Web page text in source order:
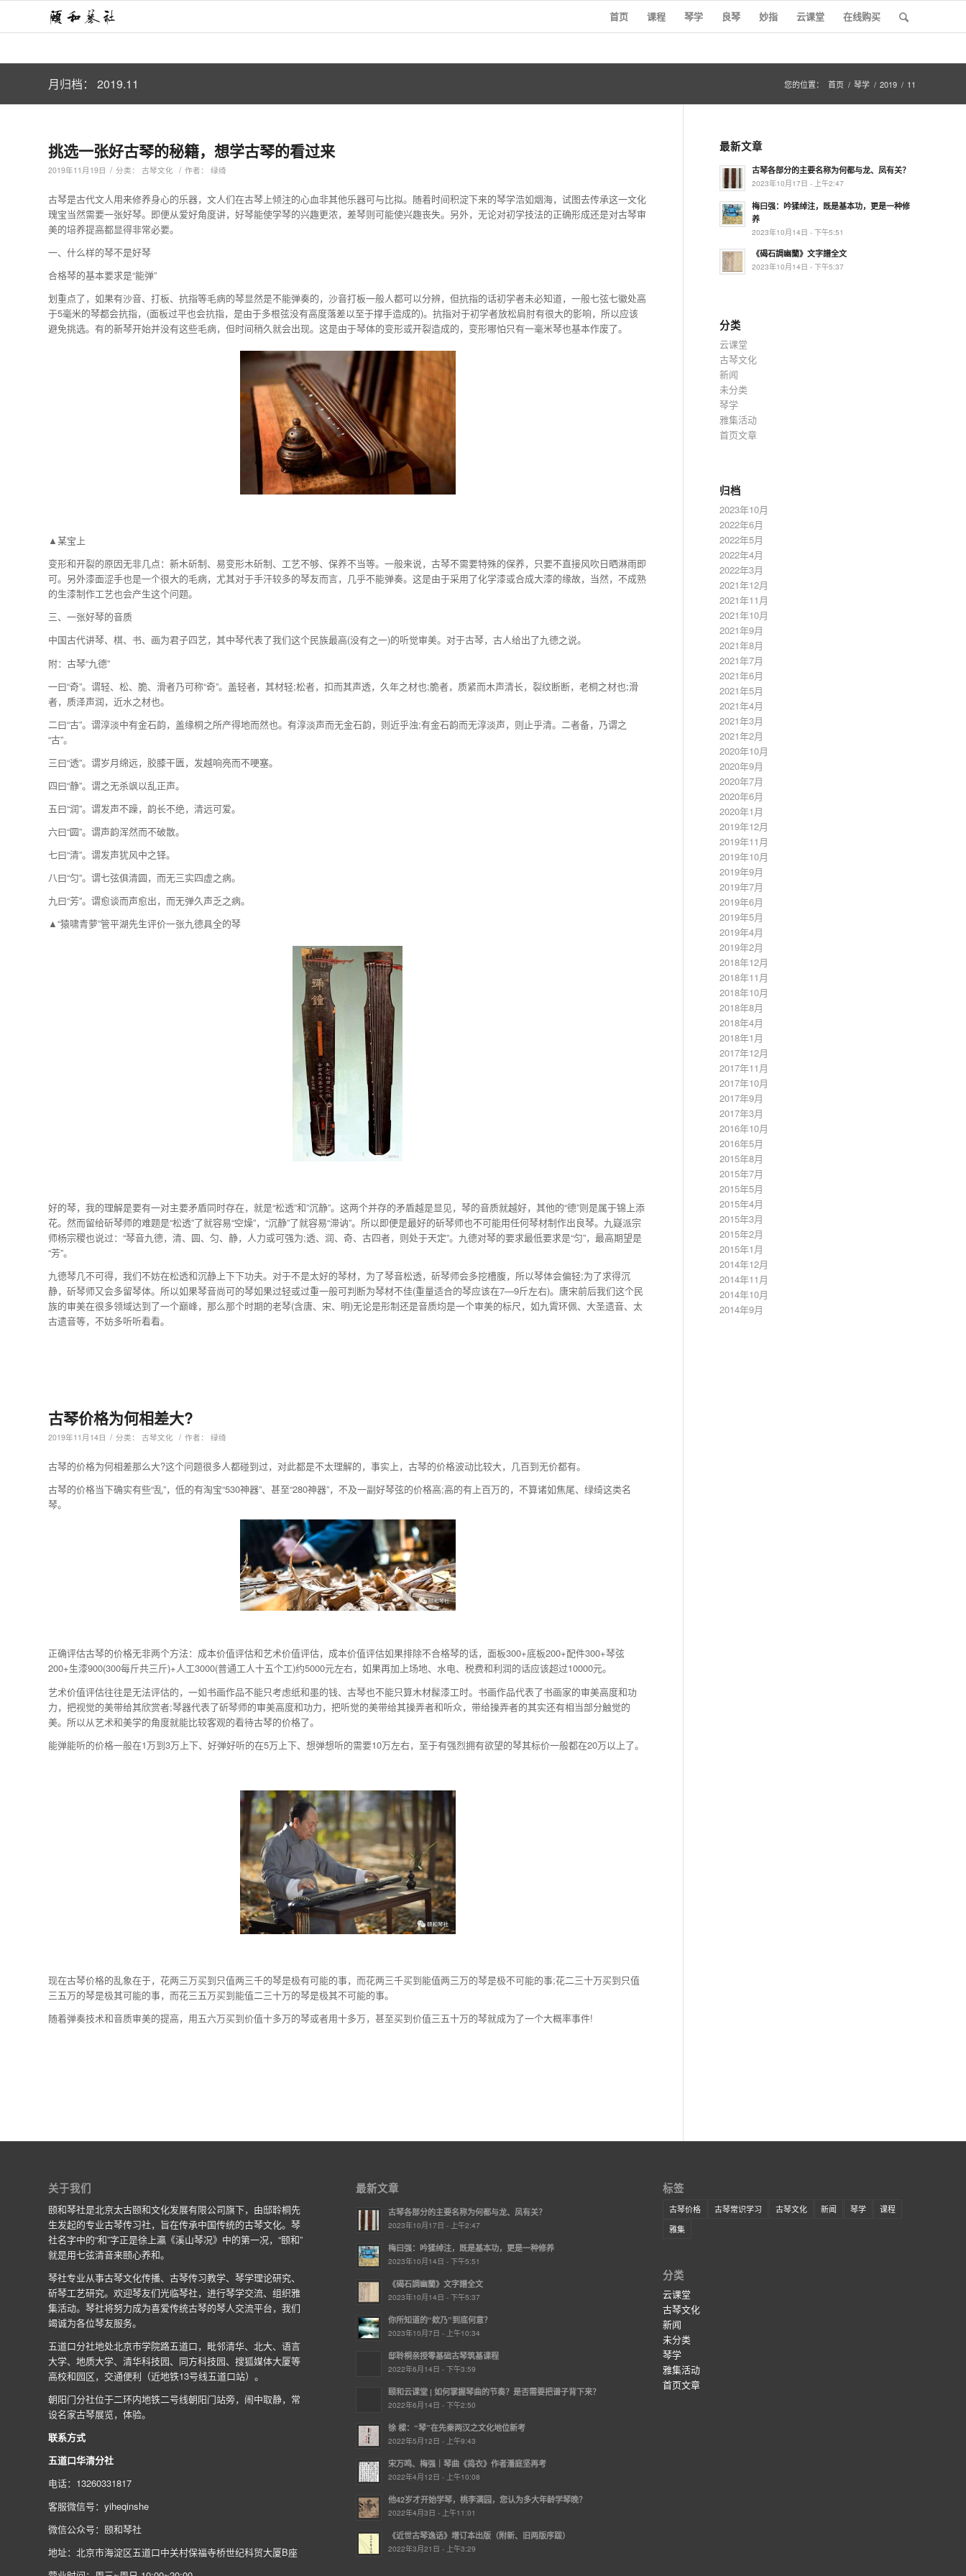
首页 课程 琴学 良琴 妙指 云课堂 在线购买
月归档： 2019.11 您的位置： 首页 / 琴学 / 2019 / 11
挑选一张好古琴的秘籍，想学古琴的看过来
2019年11月19日 / 分类： 古琴文化 / 作者： 绿绮
古琴是古代文人用来修养身心的乐器，文人们在古琴上倾注的心血非其他乐器可与比拟。随着时间积淀下来的琴学浩如烟海，试图去传承这一文化
瑰宝当然需要一张好琴。即便从爱好角度讲，好琴能使学琴的兴趣更浓，差琴则可能使兴趣丧失。另外，无论对初学技法的正确形成还是对古琴审
美的培养提高都显得非常必要。
一、什么样的琴不是好琴
合格琴的基本要求是“能弹”
划重点了，如果有沙音、打板、抗指等毛病的琴显然是不能弹奏的，沙音打板一般人都可以分辨，但抗指的话初学者未必知道，一般七弦七徽处高
于5毫米的琴都会抗指，(面板过平也会抗指，是由于多根弦没有高度落差以至于撑手造成的)。抗指对于初学者放松肩肘有很大的影响，所以应该
避免挑选。有的新琴开始并没有这些毛病，但时间稍久就会出现。这是由于琴体的变形或开裂造成的，变形哪怕只有一毫米琴也基本作废了。
▲某宝上
变形和开裂的原因无非几点：新木斫制、易变形木斫制、工艺不够、保养不当等。一般来说，古琴不需要特殊的保养，只要不直接风吹日晒淋雨即
可。另外漆面涩手也是一个很大的毛病，尤其对于手汗较多的琴友而言，几乎不能弹奏。这是由于采用了化学漆或合成大漆的缘故，当然，不成熟
的生漆制作工艺也会产生这个问题。
三、一张好琴的音质
中国古代讲琴、棋、书、画为君子四艺，其中琴代表了我们这个民族最高(没有之一)的听觉审美。对于古琴，古人给出了九德之说。
附：古琴“九德”
一曰“奇”。谓轻、松、脆、滑者乃可称“奇”。盖轻者，其材轻;松者，扣而其声透，久年之材也;脆者，质紧而木声清长，裂纹断断，老桐之材也;滑
者，质泽声润，近水之材也。
二曰“古”。谓淳淡中有金石韵，盖缘桐之所产得地而然也。有淳淡声而无金石韵，则近乎浊;有金石韵而无淳淡声，则止乎清。二者备，乃谓之
“古”。
三曰“透”。谓岁月绵远，胶膝干匮，发越响亮而不哽塞。
四曰“静”。谓之无杀飒以乱正声。
五曰“润”。谓发声不躁，韵长不绝，清远可爱。
六曰“圆”。谓声韵浑然而不破散。
七曰“清”。谓发声犹风中之铎。
八曰“匀”。谓七弦俱清圆，而无三实四虚之病。
九曰“芳”。谓愈谈而声愈出，而无弹久声乏之病。
▲“猿啸青萝”管平湖先生评价一张九德具全的琴
好的琴，我的理解是要有一对主要矛盾同时存在，就是“松透”和”沉静”。这两个并存的矛盾越是显见，琴的音质就越好，其他的“德”则是属于锦上添
花。然而留给斫琴师的难题是“松透”了就容易“空燥”，“沉静”了就容易“滞讷”。所以即便是最好的斫琴师也不可能用任何琴材制作出良琴。九嶷派宗
师杨宗稷也说过：“琴音九德，清、圆、匀、静，人力或可强为;透、润、奇、古四者，则处于天定”。九德对琴的要求最低要求是“匀”，最高期望是
“芳”。
九德琴几不可得，我们不妨在松透和沉静上下下功夫。对于不是太好的琴材，为了琴音松透，斫琴师会多挖槽腹，所以琴体会偏轻;为了求得沉
静，斫琴师又会多留琴体。所以如果琴音尚可的琴如果过轻或过重一般可判断为琴材不佳(重量适合的琴应该在7—9斤左右)。唐宋前后我们这个民
族的审美在很多领域达到了一个巅峰，那么那个时期的老琴(含唐、宋、明)无论是形制还是音质均是一个审美的标尺，如九霄环佩、大圣遗音、太
古遗音等，不妨多听听看看。
古琴价格为何相差大?
2019年11月14日 / 分类： 古琴文化 / 作者： 绿绮
古琴的价格为何相差那么大?这个问题很多人都碰到过，对此都是不太理解的，事实上，古琴的价格波动比较大，几百到无价都有。
古琴的价格当下确实有些“乱”，低的有淘宝“530神器”、甚至“280神器”，不及一副好琴弦的价格高;高的有上百万的，不算诸如焦尾、绿绮这类名
琴。
正确评估古琴的价格无非两个方法：成本价值评估和艺术价值评估，成本价值评估如果排除不合格琴的话，面板300+底板200+配件300+琴弦
200+生漆900(300每斤共三斤)+人工3000(普通工人十五个工)约5000元左右，如果再加上场地、水电、税费和利润的话应该超过10000元。
艺术价值评估往往是无法评估的，一如书画作品不能只考虑纸和墨的钱、古琴也不能只算木材髹漆工时。书画作品代表了书画家的审美高度和功
力，把视觉的美带给其欣赏者;琴器代表了斫琴师的审美高度和功力，把听觉的美带给其操弄者和听众，带给操弄者的其实还有相当部分触觉的
美。所以从艺术和美学的角度就能比较客观的看待古琴的价格了。
能弹能听的价格一般在1万到3万上下、好弹好听的在5万上下、想弹想听的需要10万左右，至于有强烈拥有欲望的琴其标价一般都在20万以上了。
现在古琴价格的乱象在于，花两三万买到只值两三千的琴是极有可能的事，而花两三千买到能值两三万的琴是极不可能的事;花二三十万买到只值
三五万的琴是极其可能的事，而花三五万买到能值二三十万的琴是极其不可能的事。
随着弹奏技术和音质审美的提高，用五六万买到价值十多万的琴或者用十多万，甚至买到价值三五十万的琴就成为了一个大概率事件!
最新文章
古琴各部分的主要名称为何都与龙、凤有关？
2023年10月17日 - 上午2:47
梅曰强：吟猱绰注，既是基本功，更是一种修
养
2023年10月14日 - 下午5:51
《碣石調幽蘭》文字譜全文
2023年10月14日 - 下午5:37
分类
云课堂
古琴文化
新闻
未分类
琴学
雅集活动
首页文章
归档
2023年10月
2022年6月
2022年5月
2022年4月
2022年3月
2021年12月
2021年11月
2021年10月
2021年9月
2021年8月
2021年7月
2021年6月
2021年5月
2021年4月
2021年3月
2021年2月
2020年10月
2020年9月
2020年7月
2020年6月
2020年1月
2019年12月
2019年11月
2019年10月
2019年9月
2019年7月
2019年6月
2019年5月
2019年4月
2019年2月
2018年12月
2018年11月
2018年10月
2018年8月
2018年4月
2018年1月
2017年12月
2017年11月
2017年10月
2017年9月
2017年3月
2016年10月
2016年5月
2015年8月
2015年7月
2015年5月
2015年4月
2015年3月
2015年2月
2015年1月
2014年12月
2014年11月
2014年10月
2014年9月
关于我们
颐和琴社是北京太古颐和文化发展有限公司旗下，由邸聆桐先
生发起的专业古琴传习社，旨在传承中国传统的古琴文化。琴
社名字中的“和”字正是徐上瀛《溪山琴况》中的第一况，“颐和”
就是用七弦清音来颐心养和。
琴社专业从事古琴文化传播、古琴传习教学、琴学理论研究、
斫琴工艺研究。欢迎琴友们光临琴社，进行琴学交流、组织雅
集活动。琴社将努力成为喜爱传统古琴的琴人交流平台，我们
竭诚为各位琴友服务。
五道口分社地处北京市学院路五道口，毗邻清华、北大、语言
大学、地质大学、清华科技园、同方科技园、搜狐媒体大厦等
高校和园区，交通便利（近地铁13号线五道口站）。
朝阳门分社位于二环内地铁二号线朝阳门站旁，闹中取静，常
设名家古琴展览，体验。
联系方式
五道口华清分社
电话：13260331817
客服微信号：yiheqinshe
微信公众号：颐和琴社
地址：北京市海淀区五道口中关村保福寺桥世纪科贸大厦B座
最新文章
古琴各部分的主要名称为何都与龙、凤有关？
2023年10月17日 - 上午2:47
梅曰强：吟猱绰注，既是基本功，更是一种修养
2023年10月14日 - 下午5:51
《碣石調幽蘭》文字譜全文
2023年10月14日 - 下午5:37
你所知道的“欸乃”到底何意？
2023年10月7日 - 上午10:34
邸聆桐亲授零基础古琴筑基课程
2022年6月14日 - 下午3:59
颐和云课堂 | ​如何掌握琴曲的节奏？是否需要把谱子背下来？
2022年6月14日 - 下午2:50
徐 樑：“琴”在先秦两汉之文化地位新考
2022年5月12日 - 上午9:43
宋万鸣、梅强｜琴曲《捣衣》作者潘庭坚再考
2022年4月12日 - 上午10:08
他42岁才开始学琴，桃李满园，您认为多大年龄学琴晚？
2022年4月3日 - 上午11:01
《近世古琴逸话》增订本出版（附新、旧两版序跋）
2022年3月21日 - 上午3:29
标签
古琴价格 古琴常识学习 古琴文化 新闻 琴学
课程
雅集
分类
云课堂
古琴文化
新闻
未分类
琴学
雅集活动
首页文章